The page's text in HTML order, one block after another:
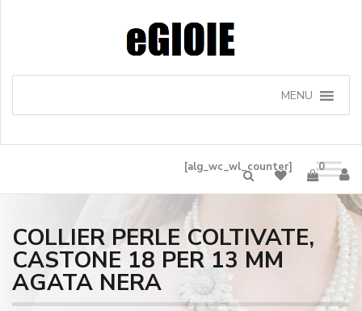
MENU
[alg_wc_wl_counter] 0
COLLIER PERLE COLTIVATE,
CASTONE 18 PER 13 MM
AGATA NERA